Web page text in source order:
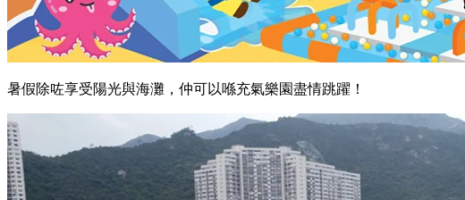
暑假除咗享受陽光與海灘，仲可以喺充氣樂園盡情跳躍！